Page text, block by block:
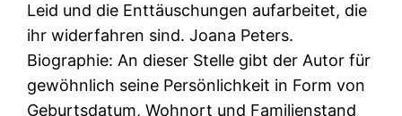
Leid und die Enttäuschungen aufarbeitet, die
ihr widerfahren sind. Joana Peters.
Biographie: An dieser Stelle gibt der Autor für
gewöhnlich seine Persönlichkeit in Form von
Geburtsdatum, Wohnort und Familienstand